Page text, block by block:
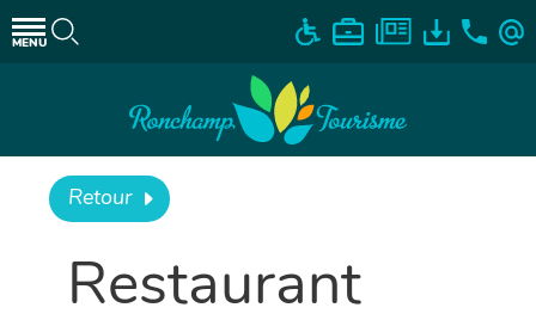
MENU
Retour
Restaurant